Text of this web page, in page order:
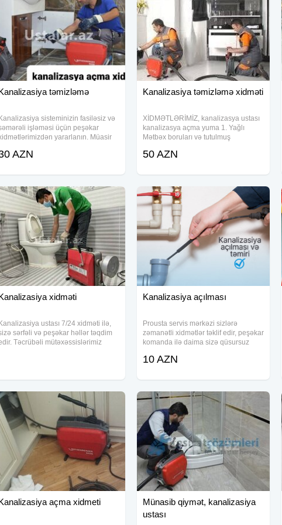
təmizləmə
Kanalizasiya sisteminizin fasiləsiz və
işləməsi üçün peşəkar
yararlanın. Müasir
hər növ kanalizasiya və
AZN
Kanalizasiya təmizləmə xidməti
XİDMƏTLƏRİMİZ, kanalizasya ustası
kanalizasya açma yuma 1. Yağlı
Mətbəx boruları və tutulmuş
avadanlığı vasitəsiylə açılması və
Restorant, Otel və Biznes
50 AZN
xidməti
Kanalizasiya ustası 7/24 xidməti ilə,
sərfəli və peşəkar həllər təqdim
Təcrübəli mütəxəssislərimiz
Kanalizasiya açılması
Prousta servis mərkəzi sizlərə
zəmanətli xidmətlər təklif edir, peşəkar
komanda ilə daima sizə qüsursuz
seçməlisiniz? - Zəmanət talonu
dərhal
10 AZN
açma xidmeti
Münasib qiymət, kanalizasiya
ustası